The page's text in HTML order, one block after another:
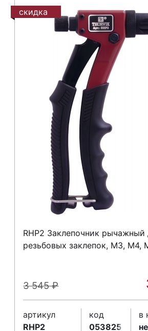
скидка
RHP2 Заклепочник рычажный
резьбовых заклепок, M3, M4,
3 545₽
артикул
RHP2
код
053825
в